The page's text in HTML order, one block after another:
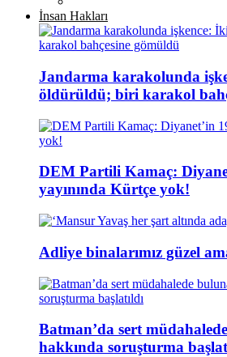
İnsan Hakları
Jandarma karakolunda
öldürüldü; biri karakol
DEM Partili Kamaç:
yayınında Kürtçe yok!
Adliye binalarımız güzel
Batman’da sert
hakkında soruşturma